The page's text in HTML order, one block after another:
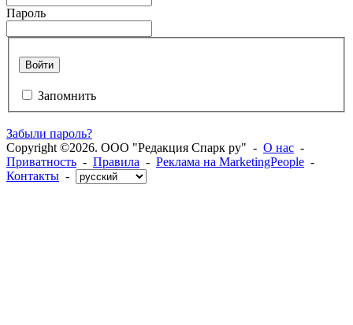
Пароль
Войти
Запомнить
Забыли пароль?
Copyright ©2026. ООО "Редакция Спарк ру" - О нас -
Приватность - Правила - Реклама на MarketingPeople -
Контакты -